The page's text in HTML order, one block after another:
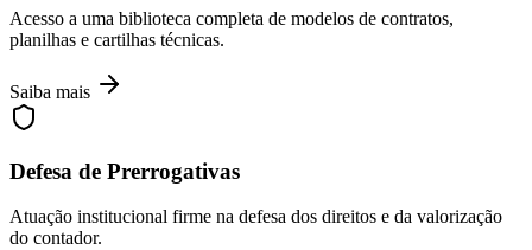
Acesso a uma biblioteca completa de modelos de contratos,
planilhas e cartilhas técnicas.
Saiba mais
Defesa de Prerrogativas
Atuação institucional firme na defesa dos direitos e da valorização
do contador.